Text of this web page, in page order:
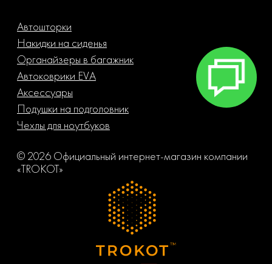
Автошторки
Накидки на сиденья
Органайзеры в багажник
Автоковрики EVA
Аксессуары
Подушки на подголовник
Чехлы для ноутбуков
© 2026 Официальный интернет-магазин компании
«TROKOT»